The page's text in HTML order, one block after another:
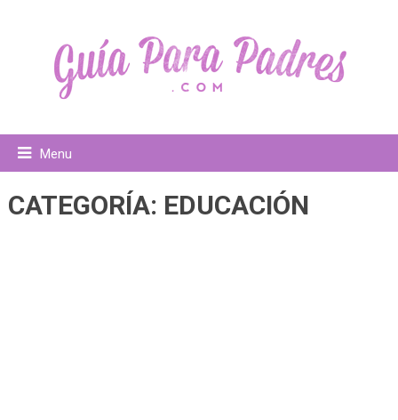
Menu
CATEGORÍA: EDUCACIÓN